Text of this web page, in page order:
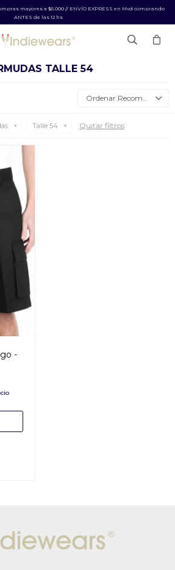
mayores a $5.000 // ENVÍO EXPRESS en Mvd comprando
ANTES de las 12 hs
TALLE 54
Recomendados
Talle 54 Quitar filtros
-